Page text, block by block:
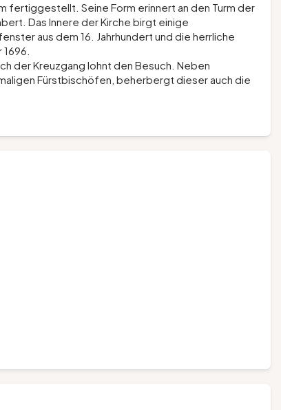
fertiggestellt. Seine Form erinnert an den Turm der
Das Innere der Kirche birgt einige
aus dem 16. Jahrhundert und die herrliche
der Kreuzgang lohnt den Besuch. Neben
Fürstbischöfen, beherbergt dieser auch die